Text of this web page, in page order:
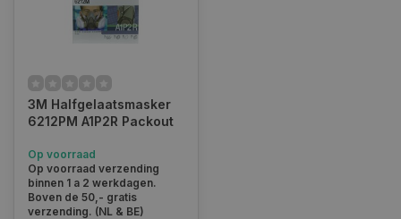
3M Halfgelaatsmasker
6212PM A1P2R Packout
Op voorraad
Op voorraad verzending
binnen 1 a 2 werkdagen.
Boven de 50,- gratis
verzending. (NL & BE)